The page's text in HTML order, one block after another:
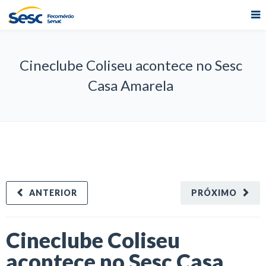
Cineclube Coliseu acontece no Sesc
Casa Amarela
PRÓXIMO
ANTERIOR
Cineclube Coliseu